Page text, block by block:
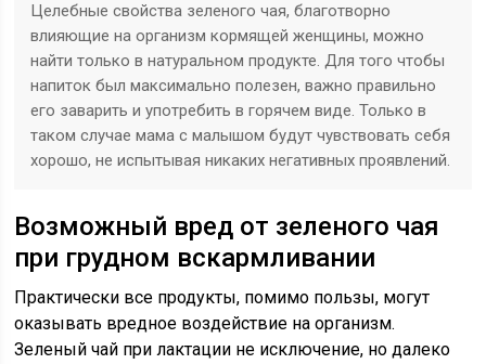
Целебные свойства зеленого чая, благотворно
влияющие на организм кормящей женщины, можно
найти только в натуральном продукте. Для того чтобы
напиток был максимально полезен, важно правильно
его заварить и употребить в горячем виде. Только в
таком случае мама с малышом будут чувствовать себя
хорошо, не испытывая никаких негативных проявлений.
Возможный вред от зеленого чая
при грудном вскармливании
Практически все продукты, помимо пользы, могут
оказывать вредное воздействие на организм.
Зеленый чай при лактации не исключение, но далеко